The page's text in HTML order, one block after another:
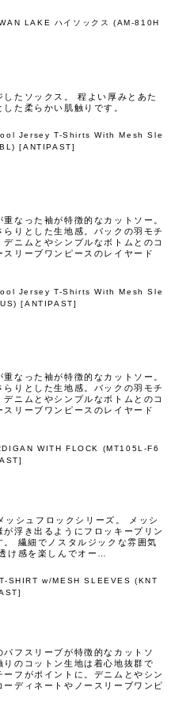
LAKE ハイソックス (AM-810H
したソックス。 程よい厚みとあた
た柔らかい肌触りです。
Jersey T-Shirts With Mesh Sle
[ANTIPAST]
なった袖が特徴的なカットソー。
らりとした生地感。バックの羽モチ
デニムとやシンプルなボトムとのコ
スリーブワンピースのレイヤード
Jersey T-Shirts With Mesh Sle
[ANTIPAST]
なった袖が特徴的なカットソー。
らりとした生地感。バックの羽モチ
デニムとやシンプルなボトムとのコ
スリーブワンピースのレイヤード
WITH FLOCK (MT105L-F6
]
ッシュフロックシリーズ。 メッシ
が浮き出るようにフロッキープリン
。 繊細でノスタルジックな雰囲気
け感を楽しんでオー…
SHIRT w/MESH SLEEVES (KNT
]
パフスリーブが特徴的なカットソ
りのコットン生地は着心地抜群で
ーフがポイントに。デニムとやシン
ーディネートやノースリーブワンピ